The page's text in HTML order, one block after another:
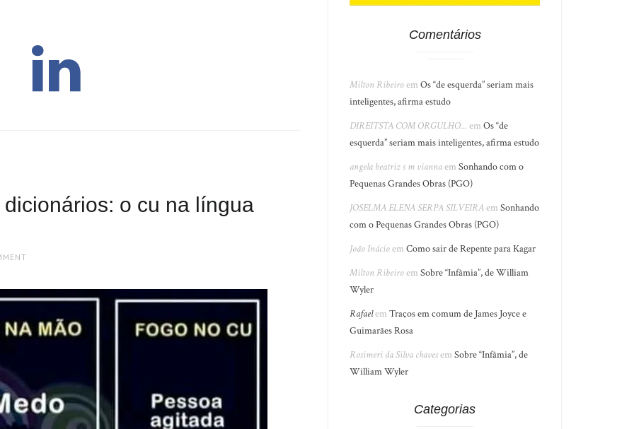
o cu na língua
Comentários
Milton RibeiroemOs “de esquerda” seriam mais
inteligentes, afirma estudo
DIREITSTA COM ORGULHO... emOs “de
esquerda” seriam mais inteligentes, afirma estudo
angela beatriz s m viannaemSonhando com o
Pequenas Grandes Obras (PGO)
JOSELMA ELENA SERPA SILVEIRAemSonhando
com o Pequenas Grandes Obras (PGO)
João InácioemComo sair de Repente para Kagar
Milton RibeiroemSobre “Infâmia”, de William
Wyler
RafaelemTraços em comum de James Joyce e
Guimarães Rosa
Rosimeri da Silva chavesemSobre “Infâmia”, de
William Wyler
Categorias